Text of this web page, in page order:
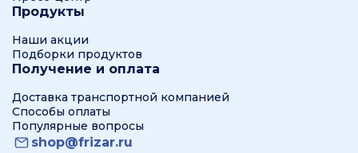
Продукты
Наши акции
Подборки продуктов
Получение и оплата
Доставка транспортной компанией
Способы оплаты
Популярные вопросы
shop@frizar.ru